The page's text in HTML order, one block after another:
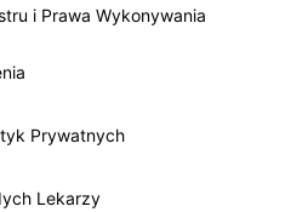
i Prawa Wykonywania
Prywatnych
Lekarzy